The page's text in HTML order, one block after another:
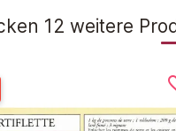
12 weitere